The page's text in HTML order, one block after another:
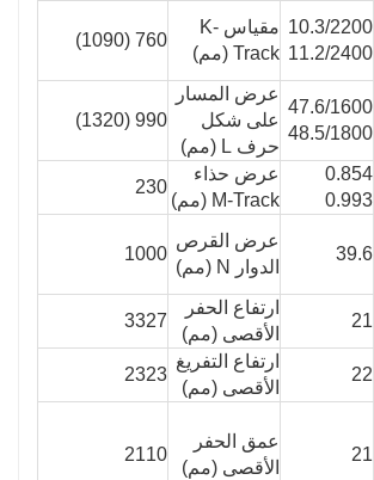
10.3/2200
11.2/2400
مقياس K-
Track (مم)
760 (1090)
47.6/1600
48.5/1800
عرض المسار
على شكل
حرف L (مم)
990 (1320)
0.854
0.993
عرض حذاء
M-Track (مم)
230
39.6
عرض القرص
الدوار N (مم)
1000
21
ارتفاع الحفر
الأقصى (مم)
3327
22
ارتفاع التفريغ
الأقصى (مم)
2323
21
عمق الحفر
الأقصى (مم)
2110